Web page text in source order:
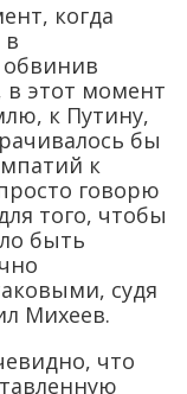
когда
в
в этот момент
к Путину,
бы
к
говорю
того, чтобы
быть
судя
Михеев.
что